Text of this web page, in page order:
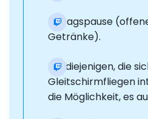
Mittagspause
Getränke).
Für diejenigen, die
Gleitschirmfliegen
die Möglichkeit, es